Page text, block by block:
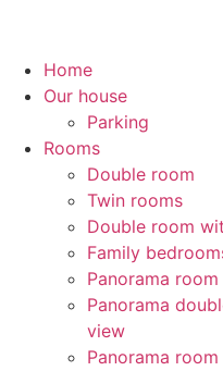
Home
Our house
Parking
Rooms
Double room
Twin rooms
Double room
Family
Panorama
Panorama
view
Panorama